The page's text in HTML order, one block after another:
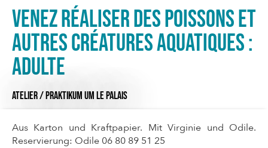
Venez réaliser des poissons et
autres créatures aquatiques :
Adulte
ATELIER / PRAKTIKUMUM LE PALAIS
Aus Karton und Kraftpapier. Mit Virginie und Odile.
Reservierung: Odile 06 80 89 51 25